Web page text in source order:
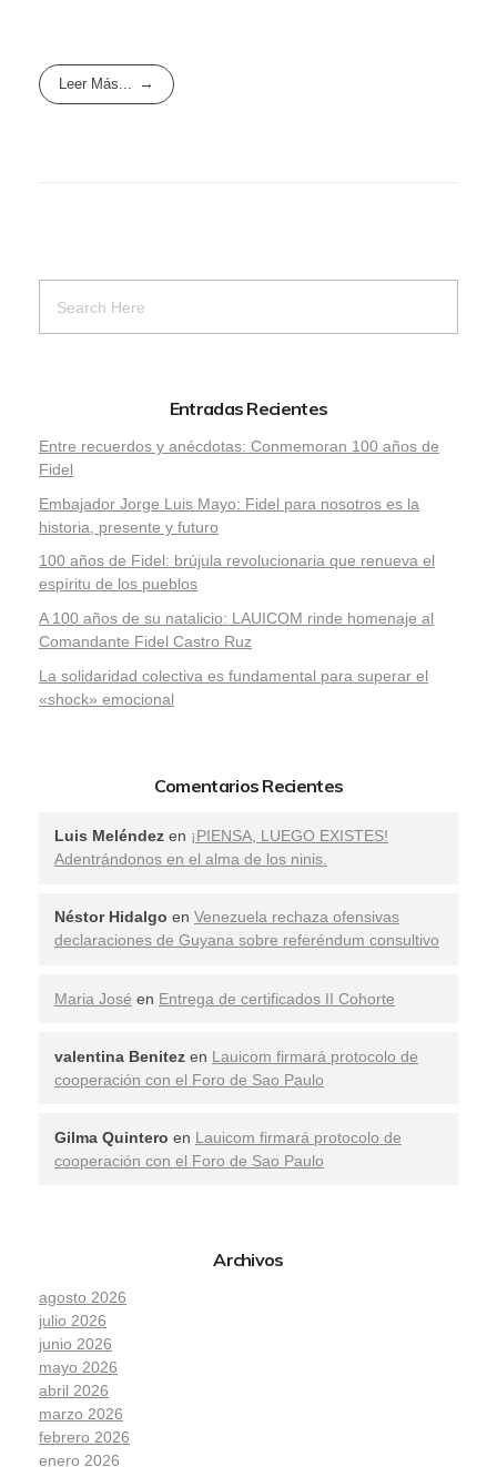
Leer Más...
Entradas Recientes
Entre recuerdos y anécdotas: Conmemoran 100 años de
Fidel
Embajador Jorge Luis Mayo: Fidel para nosotros es la
historia, presente y futuro
100 años de Fidel: brújula revolucionaria que renueva el
espíritu de los pueblos
A 100 años de su natalicio: LAUICOM rinde homenaje al
Comandante Fidel Castro Ruz
La solidaridad colectiva es fundamental para superar el
«shock» emocional
Comentarios Recientes
Luis Meléndez en ¡PIENSA, LUEGO EXISTES!
Adentrándonos en el alma de los ninis.
Néstor Hidalgo en Venezuela rechaza ofensivas
declaraciones de Guyana sobre referéndum consultivo
Maria José en Entrega de certificados II Cohorte
valentina Benitez en Lauicom firmará protocolo de
cooperación con el Foro de Sao Paulo
Gilma Quintero en Lauicom firmará protocolo de
cooperación con el Foro de Sao Paulo
Archivos
agosto 2026
julio 2026
junio 2026
mayo 2026
abril 2026
marzo 2026
febrero 2026
enero 2026